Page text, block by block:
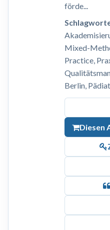
förde...
Mixed-
Practice,
Berlin,
Diesen